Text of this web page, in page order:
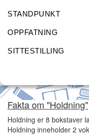
STANDPUNKT
OPPFATNING
SITTESTILLING
Fakta om "Holdning"
Holdning er 8 bokstaver
Holdning inneholder 2